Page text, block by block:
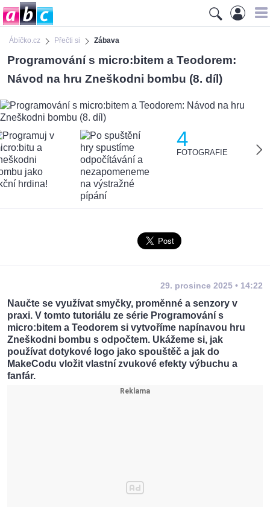
Ábíčko.cz Přečti si Zábava
Programování s micro:bitem a Teodorem:
Návod na hru Zneškodni bombu (8. díl)
4
FOTOGRAFIE
29. prosince 2025 • 14:22
Naučte se využívat smyčky, proměnné a senzory v
praxi. V tomto tutoriálu ze série Programování s
micro:bitem a Teodorem si vytvoříme napínavou hru
Zneškodni bombu s odpočtem. Ukážeme si, jak
používat dotykové logo jako spouštěč a jak do
MakeCodu vložit vlastní zvukové efekty výbuchu a
fanfár.